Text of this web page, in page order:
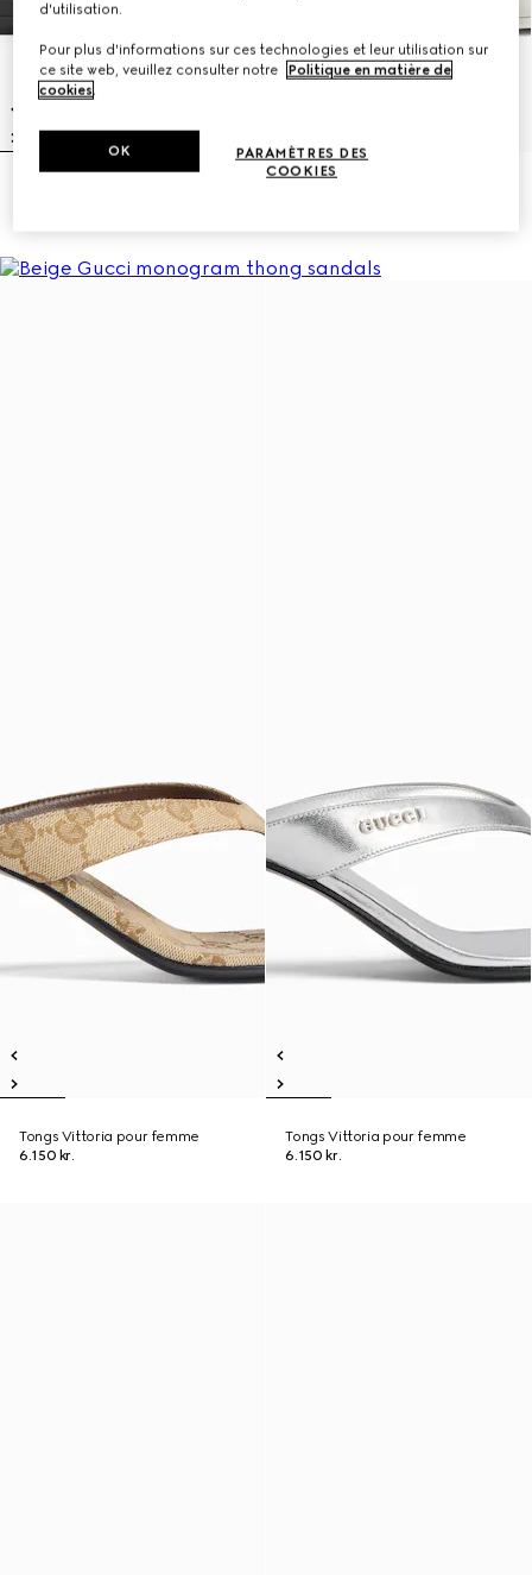
Tongs Vittoria pour femme
6.150 kr.
Tongs Vittoria pour femme
6.150 kr.
d'utilisation.
Pour plus d'informations sur ces technologies et leur utilisation sur
ce site web, veuillez consulter notre
Politique en matière de
cookies.
PARAMÈTRES DES
COOKIES
OK